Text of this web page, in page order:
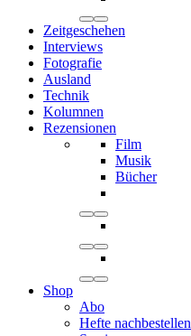
Zeitgeschehen
Interviews
Fotografie
Ausland
Technik
Kolumnen
Rezensionen
Film
Musik
Bücher
Shop
Abo
Hefte nachbestellen